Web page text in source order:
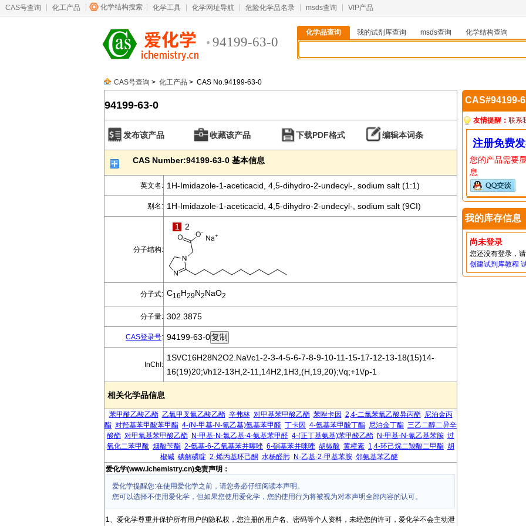
CAS号查询 化工产品 化学结构搜索 化学工具 化学网址导航 危险化学品名录 msds查询 VIP产品
94199-63-0
化学品查询 我的试剂库查询 msds查询
化学结构查询
CAS号查询 > 化工产品 > CAS No.94199-63-0
94199-63-0
发布该产品 收藏该产品 下载PDF格式 编辑本词条
CAS Number:94199-63-0 基本信息
英文名: 1H-Imidazole-1-aceticacid, 4,5-dihydro-2-undecyl-, sodium salt (1:1)
别名: 1H-Imidazole-1-aceticacid, 4,5-dihydro-2-undecyl-, sodium salt (9CI)
分子结构:
1 2
分子式: C16H29N2NaO2
分子量: 302.3875
CAS登录号: 94199-63-0
InChI:
1S\/C16H28N2O2.Na\/c1-2-3-4-5-6-7-8-9-10-11-15-17-12-13-18(15)14-
16(19)20;\/h12-13H,2-11,14H2,1H3,(H,19,20);\/q;+1\/p-1
相关化学品信息
苯甲酰乙酸乙酯 乙氧甲叉氰乙酸乙酯 辛弗林 对甲基苯甲酸乙酯 苯唑卡因 2,4-二氯苯氧乙酸异丙酯 尼泊金丙
酯 对羟基苯甲酸苯甲酯 4-(N-甲基-N-氰乙基)氨基苯甲醛 丁卡因 4-氨基苯甲酸丁酯 尼泊金丁酯 三乙二醇二异辛
酸酯 对甲氧基苯甲酸乙酯 N-甲基-N-氯乙基-4-氨基苯甲醛 4-(正丁基氨基)苯甲酸乙酯 N-甲基-N-氰乙基苯胺 过
氧化二苯甲酰 烟酸苄酯 2-氨基-6-乙氧基苯并噻唑 6-硝基苯并咪唑 胡椒酸 黄樟素 1,4-环己烷二羧酸二甲酯 胡
椒碱 碘解磷啶 2-烯丙基环己酮 水杨醛肟 N-乙基-2-甲基苯胺 邻氨基苯乙醚
爱化学(www.ichemistry.cn)免责声明：
爱化学提醒您:在使用爱化学之前，请您务必仔细阅读本声明。
您可以选择不使用爱化学，但如果您使用爱化学，您的使用行为将被视为对本声明全部内容的认可。
1、爱化学尊重并保护所有用户的隐私权，您注册的用户名、密码等个人资料，未经您的许可，爱化学不会主动泄
CAS#94199-
友情提醒： 联系
注册免费
您的产品需要
息
我的库存信息
尚未登录
您还没有登录，
创建试剂库教程